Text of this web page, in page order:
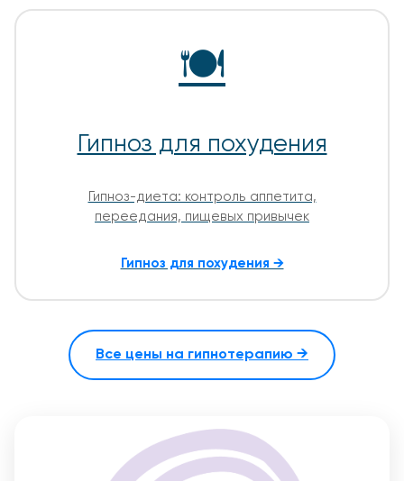
🍽️
Гипноз для похудения
Гипноз-диета: контроль аппетита,
переедания, пищевых привычек
Гипноз для похудения →
Все цены на гипнотерапию →